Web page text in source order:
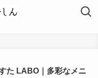
た LABO｜多彩なメニ